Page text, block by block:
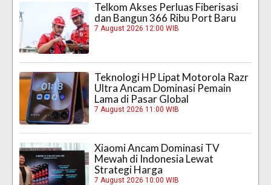
Telkom Akses Perluas Fiberisasi
dan Bangun 366 Ribu Port Baru
7 August 2026 12:00 WIB
Teknologi HP Lipat Motorola Razr
Ultra Ancam Dominasi Pemain
Lama di Pasar Global
7 August 2026 11:00 WIB
Xiaomi Ancam Dominasi TV
Mewah di Indonesia Lewat
Strategi Harga
7 August 2026 10:00 WIB